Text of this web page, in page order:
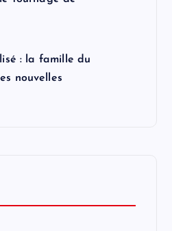
: la famille du
nouvelles